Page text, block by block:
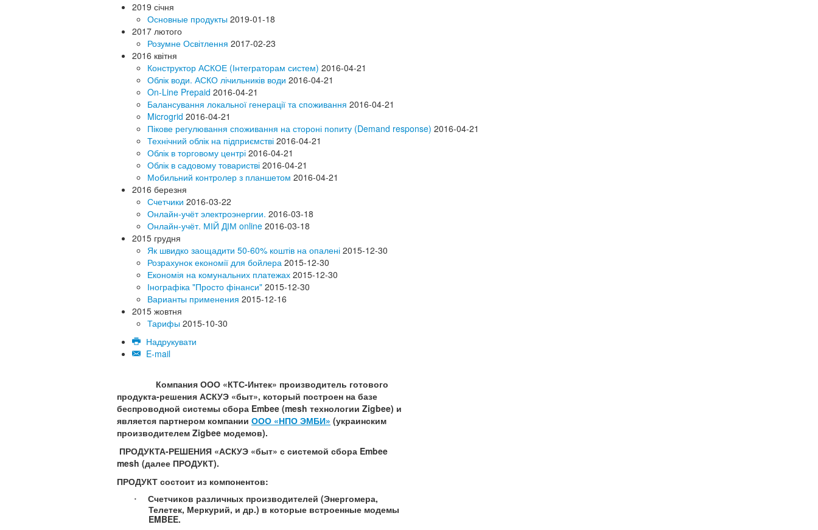
2019 січня
Основные продукты 2019-01-18
2017 лютого
Розумне Освітлення 2017-02-23
2016 квітня
Конструктор АСКОЕ (Інтеграторам систем) 2016-04-21
Облік води. АСКО лічильників води 2016-04-21
On-Line Prepaid 2016-04-21
Балансування локальної генерації та споживання 2016-04-21
Microgrid 2016-04-21
Пікове регулювання споживання на стороні попиту (Demand response) 2016-04-21
Технічний облік на підприємстві 2016-04-21
Облік в торговому центрі 2016-04-21
Облік в садовому товаристві 2016-04-21
Мобильний контролер з планшетом 2016-04-21
2016 березня
Счетчики 2016-03-22
Онлайн-учёт электроэнергии. 2016-03-18
Онлайн-учёт. МІЙ ДІМ online 2016-03-18
2015 грудня
Як швидко заощадити 50-60% коштів на опалені 2015-12-30
Розрахунок економії для бойлера 2015-12-30
Економія на комунальних платежах 2015-12-30
Інографіка "Просто фінанси" 2015-12-30
Варианты применения 2015-12-16
2015 жовтня
Тарифы 2015-10-30
Надрукувати
E-mail
Компания ООО «КТС-Интек» производитель готового
продукта-решения АСКУЭ «быт», который построен на базе
беспроводной системы сбора Embee (mesh технологии Zigbee) и
является партнером компании ООО «НПО ЭМБИ» (украинским
производителем Zigbee модемов).
ПРОДУКТА-РЕШЕНИЯ «АСКУЭ «быт» с системой сбора Embee
mesh (далее ПРОДУКТ).
ПРОДУКТ состоит из компонентов:
·
Счетчиков различных производителей (Энергомера,
Телетек, Меркурий, и др.) в которые встроенные модемы
EMBEE.